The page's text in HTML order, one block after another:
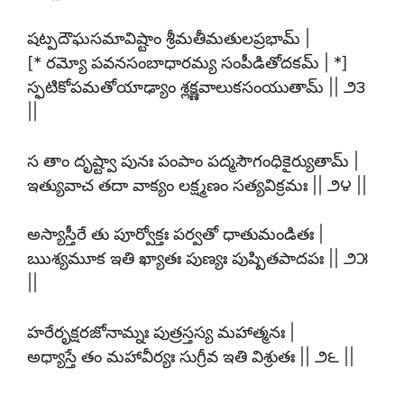
షట్పదౌఘసమావిష్టాం శ్రీమతీమతులప్రభామ్ |
[* రమ్యో పవనసంబాధారమ్య సంపీడితోదకమ్ | *]
స్ఫటికోపమతోయాఢ్యాం శ్లక్ష్ణవాలుకసంయుతామ్ || ౨౩
స తాం దృష్ట్వా పునః పంపాం పద్మసౌగంధికైర్యుతామ్ |
ఇత్యువాచ తదా వాక్యం లక్ష్మణం సత్యవిక్రమః || ౨౪ ||
అస్యాస్తీరే తు పూర్వోక్తః పర్వతో ధాతుమండితః |
ఋశ్యమూక ఇతి ఖ్యాతః పుణ్యః పుష్పితపాదపః || ౨౫
హరేరృక్షరజోనామ్నః పుత్రస్తస్య మహాత్మనః |
అధ్యాస్తే తం మహావీర్యః సుగ్రీవ ఇతి విశ్రుతః || ౨౬ ||